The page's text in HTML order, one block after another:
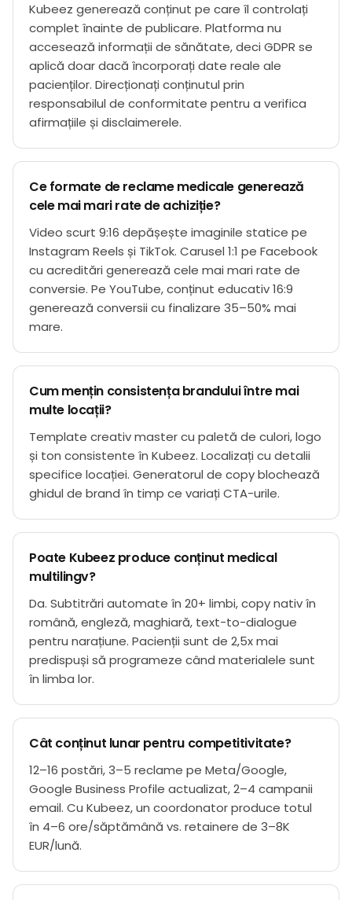
Kubeez generează conținut pe care îl controlați
complet înainte de publicare. Platforma nu
accesează informații de sănătate, deci GDPR se
aplică doar dacă încorporați date reale ale
pacienților. Direcționați conținutul prin
responsabilul de conformitate pentru a verifica
afirmațiile și disclaimerele.
Ce formate de reclame medicale generează
cele mai mari rate de achiziție?
Video scurt 9:16 depășește imaginile statice pe
Instagram Reels și TikTok. Carusel 1:1 pe Facebook
cu acreditări generează cele mai mari rate de
conversie. Pe YouTube, conținut educativ 16:9
generează conversii cu finalizare 35–50% mai
mare.
Cum mențin consistența brandului între mai
multe locații?
Template creativ master cu paletă de culori, logo
și ton consistente în Kubeez. Localizați cu detalii
specifice locației. Generatorul de copy blochează
ghidul de brand în timp ce variați CTA-urile.
Poate Kubeez produce conținut medical
multilingv?
Da. Subtitrări automate în 20+ limbi, copy nativ în
română, engleză, maghiară, text-to-dialogue
pentru narațiune. Pacienții sunt de 2,5x mai
predispuși să programeze când materialele sunt
în limba lor.
Cât conținut lunar pentru competitivitate?
12–16 postări, 3–5 reclame pe Meta/Google,
Google Business Profile actualizat, 2–4 campanii
email. Cu Kubeez, un coordonator produce totul
în 4–6 ore/săptămână vs. retainere de 3–8K
EUR/lună.